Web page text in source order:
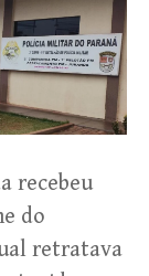
recebeu
do
retratava